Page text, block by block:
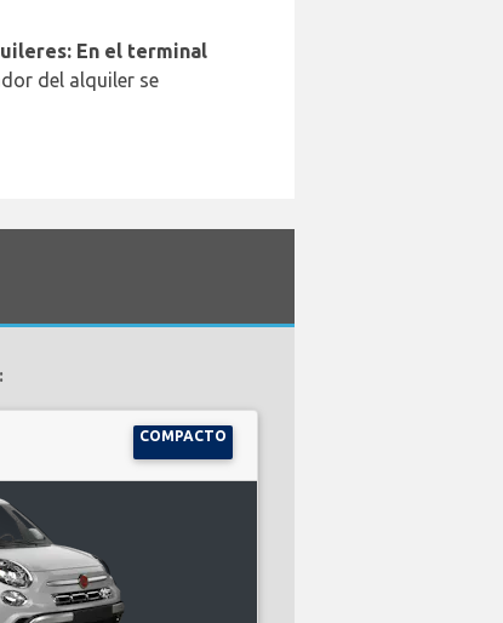
En el terminal
del alquiler se
COMPACTO